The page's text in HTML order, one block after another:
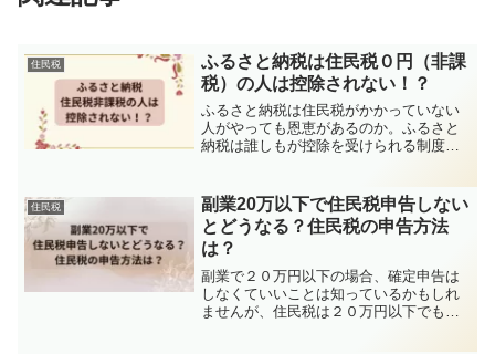
住民税
ふるさと納税は住民税０円（非課
税）の人は控除されない！？
ふるさと納税は住民税がかかっていない
人がやっても恩恵があるのか。ふるさと
納税は誰しもが控除を受けられる制度で
握して損をしないようにしましょう。
住民税
副業20万以下で住民税申告しない
とどうなる？住民税の申告方法
は？
副業で２０万円以下の場合、確定申告は
しなくていいことは知っているかもしれ
ませんが、住民税は２０万円以下でも申